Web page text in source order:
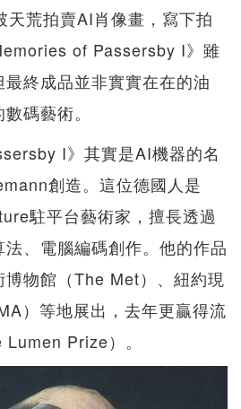
天荒拍賣AI肖像畫，寫下拍
of Passersby I》雖
終成品並非實實在在的油
碼藝術。
I》其實是AI機器的名
創造。這位德國人是
駐平台藝術家，擅長透過
、電腦編碼創作。他的作品
博物館（The Met）、紐約現
）等地展出，去年更贏得流
Prize）。